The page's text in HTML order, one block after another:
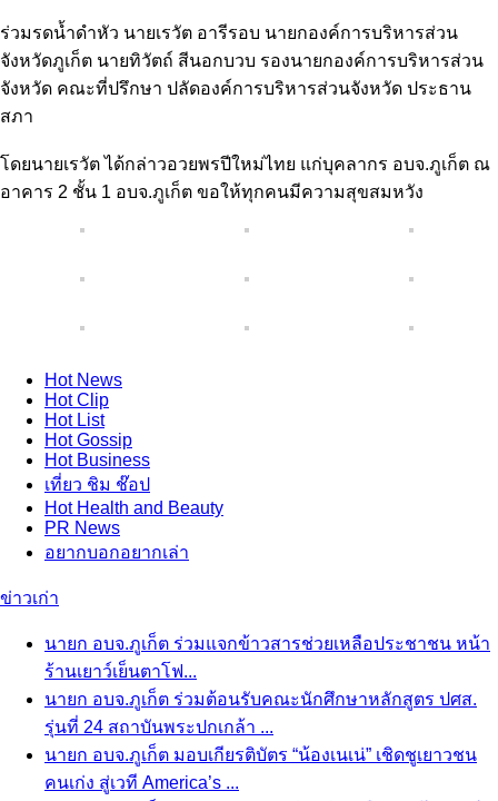
ร่วมรดน้ำดำหัว นายเรวัต อารีรอบ นายกองค์การบริหารส่วน
จังหวัดภูเก็ต นายทิวัตถ์ สีนอกบวบ รองนายกองค์การบริหารส่วน
จังหวัด คณะที่ปรึกษา ปลัดองค์การบริหารส่วนจังหวัด ประธาน
สภา
โดยนายเรวัต ได้กล่าวอวยพรปีใหม่ไทย แก่บุคลากร อบจ.ภูเก็ต ณ
อาคาร 2 ชั้น 1 อบจ.ภูเก็ต ขอให้ทุกคนมีความสุขสมหวัง
HotNews
HotClip
HotList
HotGossip
HotBusiness
เที่ยว ชิม ช๊อป
HotHealth and Beauty
PR News
อยากบอกอยากเล่า
ข่าวเก่า
นายก อบจ.ภูเก็ต ร่วมแจกข้าวสารช่วยเหลือประชาชน หน้า
ร้านเยาว์เย็นตาโฟ...
นายก อบจ.ภูเก็ต ร่วมต้อนรับคณะนักศึกษาหลักสูตร ปศส.
รุ่นที่ 24 สถาบันพระปกเกล้า ...
นายก อบจ.ภูเก็ต มอบเกียรติบัตร “น้องเนเน่” เชิดชูเยาวชน
คนเก่ง สู่เวที America’s ...